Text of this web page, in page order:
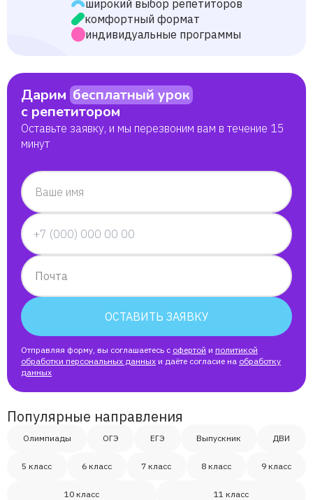
широкий выбор репетиторов
комфортный формат
индивидуальные программы
Дарим бесплатный урок
с репетитором
Оставьте заявку, и мы перезвоним вам в течение 15
минут
Ваше имя
Почта
ОСТАВИТЬ ЗАЯВКУ
Отправляя форму, вы соглашаетесь с офертой и политикой
обработки персональных данных и даёте согласие на обработку
данных
Популярные направления
Олимпиады ОГЭ ЕГЭ Выпускник ДВИ
5 класс 6 класс 7 класс 8 класс 9 класс
10 класс 11 класс